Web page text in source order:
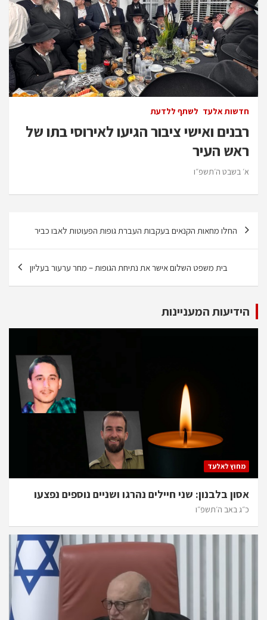
חדשות אלעד לשתף ללדעת
רבנים ואישי ציבור הגיעו לאירוסי בתו של
ראש העיר
א׳ בשבט ה׳תשפ״ו
החלו מחאות הקנאים בעקבות העברת גופות הפעוטות לאבו כביר
בית משפט השלום אישר את נתיחת הגופות – מחר ערעור בעליון
הידיעות המעניינות
מחוץ לאלעד
אסון בלבנון: שני חיילים נהרגו ושניים נוספים נפצעו
כ״ג באב ה׳תשפ״ו